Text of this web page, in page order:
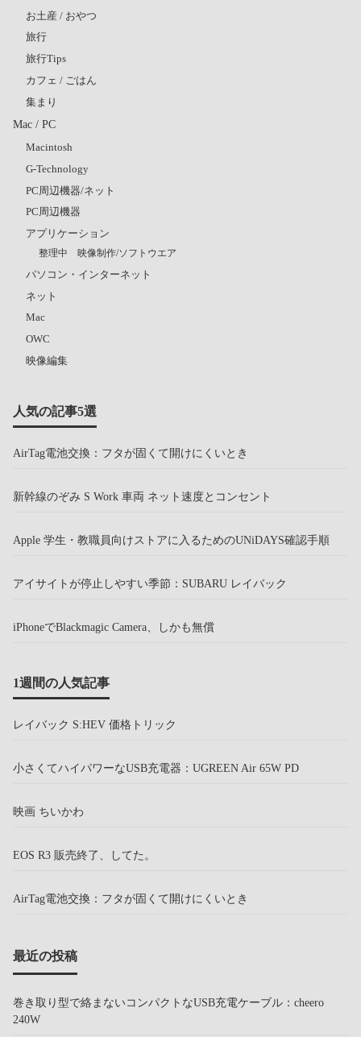
お土産 / おやつ
旅行
旅行Tips
カフェ / ごはん
集まり
Mac / PC
Macintosh
G-Technology
PC周辺機器/ネット
PC周辺機器
アプリケーション
整理中 映像制作/ソフトウエア
パソコン・インターネット
ネット
Mac
OWC
映像編集
人気の記事5選
AirTag電池交換：フタが固くて開けにくいとき
新幹線のぞみ S Work 車両 ネット速度とコンセント
Apple 学生・教職員向けストアに入るためのUNiDAYS確認手順
アイサイトが停止しやすい季節：SUBARU レイバック
iPhoneでBlackmagic Camera、しかも無償
1週間の人気記事
レイバック S:HEV 価格トリック
小さくてハイパワーなUSB充電器：UGREEN Air 65W PD
映画 ちいかわ
EOS R3 販売終了、してた。
AirTag電池交換：フタが固くて開けにくいとき
最近の投稿
巻き取り型で絡まないコンパクトなUSB充電ケーブル：cheero
240W